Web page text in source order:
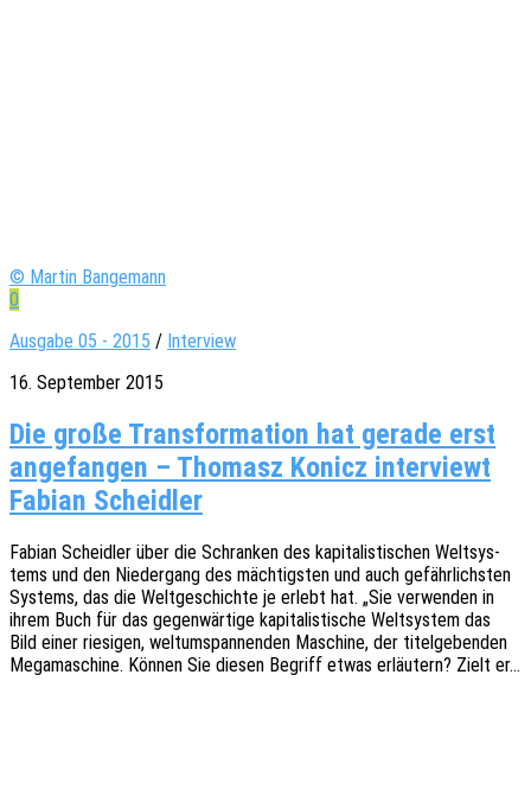
© Martin Bangemann
0
Ausgabe 05 - 2015 / Interview
16. September 2015
Die große Transformation hat gerade erst
angefangen – Thomasz Konicz interviewt
Fabian Scheidler
Fabian Scheid­ler über die Schran­ken des kapi­ta­lis­ti­schen Welt­sys­
tems und den Nieder­gang des mäch­tigs­ten und auch gefähr­lichs­ten
Systems, das die Welt­ge­schich­te je erlebt hat. „Sie verwen­den in
ihrem Buch für das gegen­wär­ti­ge kapi­ta­lis­ti­sche Welt­sys­tem das
Bild einer riesi­gen, welt­um­span­nen­den Maschi­ne, der titel­ge­ben­den
Megama­schi­ne. Können Sie diesen Begriff etwas erläu­tern? Zielt er…